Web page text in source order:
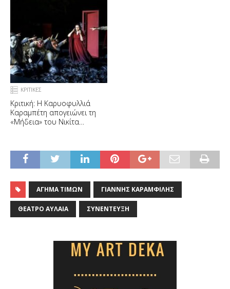
ΚΡΙΤΙΚΕΣ
Κριτική: Η Καρυοφυλλιά
Καραμπέτη απογειώνει τη
«Μήδεια» του Νικίτα
ΆΓΗΜΑ ΤΙΜΏΝ ΓΙΆΝΝΗΣ ΚΑΡΑΜΦΊΛΗΣ
ΘΈΑΤΡΟ ΑΥΛΑΊΑ ΣΥΝΈΝΤΕΥΞΗ